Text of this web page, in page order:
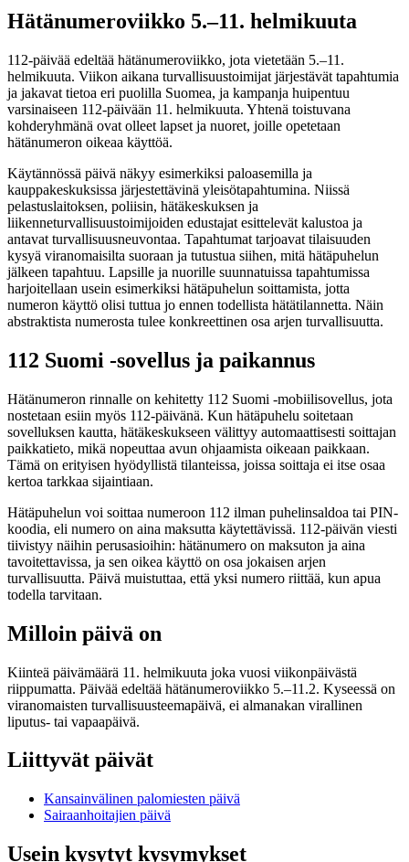
Hätänumeroviikko 5.–11. helmikuuta
112-päivää edeltää hätänumeroviikko, jota vietetään 5.–11.
helmikuuta. Viikon aikana turvallisuustoimijat järjestävät tapahtumia
ja jakavat tietoa eri puolilla Suomea, ja kampanja huipentuu
varsinaiseen 112-päivään 11. helmikuuta. Yhtenä toistuvana
kohderyhmänä ovat olleet lapset ja nuoret, joille opetetaan
hätänumeron oikeaa käyttöä.
Käytännössä päivä näkyy esimerkiksi paloasemilla ja
kauppakeskuksissa järjestettävinä yleisötapahtumina. Niissä
pelastuslaitoksen, poliisin, hätäkeskuksen ja
liikenneturvallisuustoimijoiden edustajat esittelevät kalustoa ja
antavat turvallisuusneuvontaa. Tapahtumat tarjoavat tilaisuuden
kysyä viranomaisilta suoraan ja tutustua siihen, mitä hätäpuhelun
jälkeen tapahtuu. Lapsille ja nuorille suunnatuissa tapahtumissa
harjoitellaan usein esimerkiksi hätäpuhelun soittamista, jotta
numeron käyttö olisi tuttua jo ennen todellista hätätilannetta. Näin
abstraktista numerosta tulee konkreettinen osa arjen turvallisuutta.
112 Suomi -sovellus ja paikannus
Hätänumeron rinnalle on kehitetty 112 Suomi -mobiilisovellus, jota
nostetaan esiin myös 112-päivänä. Kun hätäpuhelu soitetaan
sovelluksen kautta, hätäkeskukseen välittyy automaattisesti soittajan
paikkatieto, mikä nopeuttaa avun ohjaamista oikeaan paikkaan.
Tämä on erityisen hyödyllistä tilanteissa, joissa soittaja ei itse osaa
kertoa tarkkaa sijaintiaan.
Hätäpuhelun voi soittaa numeroon 112 ilman puhelinsaldoa tai PIN-
koodia, eli numero on aina maksutta käytettävissä. 112-päivän viesti
tiivistyy näihin perusasioihin: hätänumero on maksuton ja aina
tavoitettavissa, ja sen oikea käyttö on osa jokaisen arjen
turvallisuutta. Päivä muistuttaa, että yksi numero riittää, kun apua
todella tarvitaan.
Milloin päivä on
Kiinteä päivämäärä 11. helmikuuta joka vuosi viikonpäivästä
riippumatta. Päivää edeltää hätänumeroviikko 5.–11.2. Kyseessä on
viranomaisten turvallisuusteemapäivä, ei almanakan virallinen
liputus- tai vapaapäivä.
Liittyvät päivät
Kansainvälinen palomiesten päivä
Sairaanhoitajien päivä
Usein kysytyt kysymykset